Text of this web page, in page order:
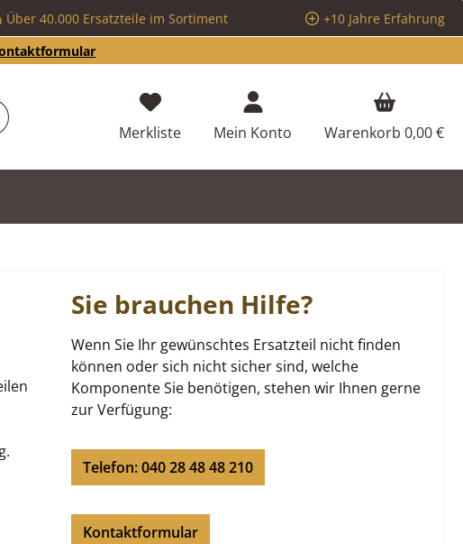
Über 40.000 Ersatzteile im Sortiment
+10 Jahre Erfahrung
MerklisteDu hast 0 Produkte auf dem Merkzettel
Mein Konto Warenkorb 0,00 €
Sie brauchen Hilfe?
Wenn Sie Ihr gewünschtes Ersatzteil nicht finden
können oder sich nicht sicher sind, welche
Komponente Sie benötigen, stehen wir Ihnen gerne
zur Verfügung:
Telefon: 040 28 48 48 210
Kontaktformular